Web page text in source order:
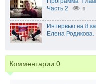
Часть 2
9
Интервью на 8
Елена Родикова.
Комментарии 0